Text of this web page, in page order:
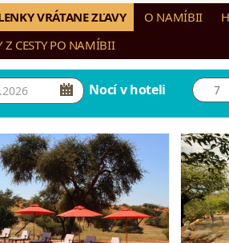
VRÁTANE ZĽAVY O NAMÍBII
Z CESTY PO NAMÍBII
Nocí v hoteli 7